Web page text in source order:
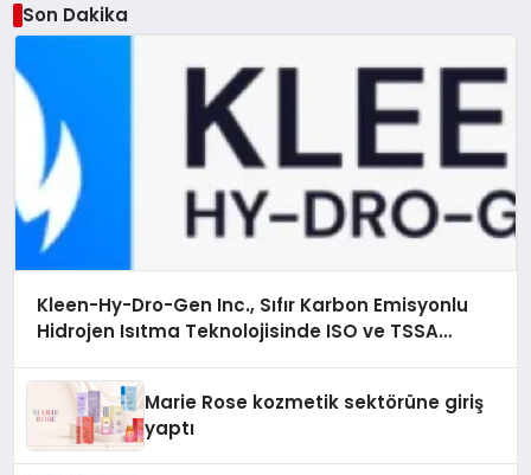
Son Dakika
Kleen-Hy-Dro-Gen Inc., Sıfır Karbon Emisyonlu
Hidrojen Isıtma Teknolojisinde ISO ve TSSA
Marie Rose kozmetik sektörüne giriş
yaptı